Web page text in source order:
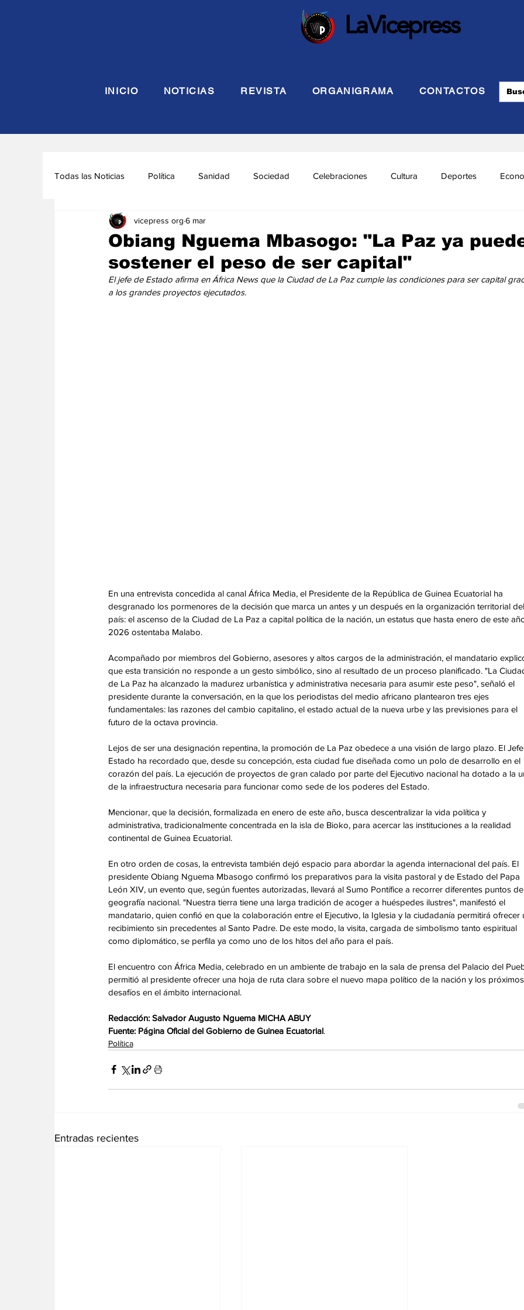
LaVicepress
INICIO NOTICIAS REVISTA ORGANIGRAMA CONTACTOS
Todas las Noticias Política Sanidad Sociedad Celebraciones Cultura Deportes
Seguridad y Defensa Turismo
Asuntos Sociales Telecomunicación Cumbres Tecnología
Obiang Nguema Mbasogo: "La Paz ya
sostener el peso de ser capital"
vicepress org 6 mar
El jefe de Estado afirma en África News que la Ciudad de La Paz cumple las condiciones para ser capital
a los grandes proyectos ejecutados.
En una entrevista concedida al canal África Media, el Presidente de la República de Guinea Ecuatorial ha
desgranado los pormenores de la decisión que marca un antes y un después en la organización territorial del
país: el ascenso de la Ciudad de La Paz a capital política de la nación, un estatus que hasta enero de este
2026 ostentaba Malabo.
Acompañado por miembros del Gobierno, asesores y altos cargos de la administración, el mandatario
que esta transición no responde a un gesto simbólico, sino al resultado de un proceso planificado. "La
de La Paz ha alcanzado la madurez urbanística y administrativa necesaria para asumir este peso", señaló el
presidente durante la conversación, en la que los periodistas del medio africano plantearon tres ejes
fundamentales: las razones del cambio capitalino, el estado actual de la nueva urbe y las previsiones para el
futuro de la octava provincia.
Lejos de ser una designación repentina, la promoción de La Paz obedece a una visión de largo plazo. El
Estado ha recordado que, desde su concepción, esta ciudad fue diseñada como un polo de desarrollo en el
corazón del país. La ejecución de proyectos de gran calado por parte del Ejecutivo nacional ha dotado a la
de la infraestructura necesaria para funcionar como sede de los poderes del Estado.
Mencionar, que la decisión, formalizada en enero de este año, busca descentralizar la vida política y
administrativa, tradicionalmente concentrada en la isla de Bioko, para acercar las instituciones a la realidad
continental de Guinea Ecuatorial.
En otro orden de cosas, la entrevista también dejó espacio para abordar la agenda internacional del país. El
presidente Obiang Nguema Mbasogo confirmó los preparativos para la visita pastoral y de Estado del Papa
León XIV, un evento que, según fuentes autorizadas, llevará al Sumo Pontífice a recorrer diferentes puntos
geografía nacional. "Nuestra tierra tiene una larga tradición de acoger a huéspedes ilustres", manifestó el
mandatario, quien confió en que la colaboración entre el Ejecutivo, la Iglesia y la ciudadanía permitirá ofrecer
recibimiento sin precedentes al Santo Padre. De este modo, la visita, cargada de simbolismo tanto espiritual
como diplomático, se perfila ya como uno de los hitos del año para el país.
El encuentro con África Media, celebrado en un ambiente de trabajo en la sala de prensa del Palacio del
permitió al presidente ofrecer una hoja de ruta clara sobre el nuevo mapa político de la nación y los próximos
desafíos en el ámbito internacional.
Redacción: Salvador Augusto Nguema MICHA ABUY
Fuente: Página Oficial del Gobierno de Guinea Ecuatorial.
Política
Entradas recientes